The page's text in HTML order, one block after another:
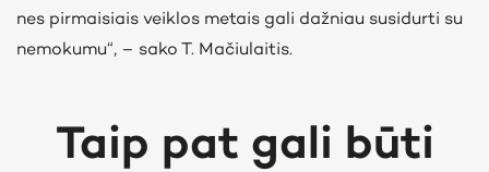
nes pirmaisiais veiklos metais gali dažniau susidurti su
nemokumu“, – sako T. Mačiulaitis.
Taip pat gali būti